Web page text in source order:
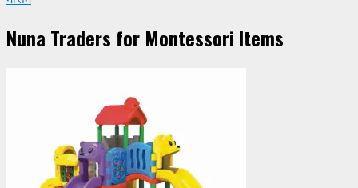
Nuna Traders for Montessori Items